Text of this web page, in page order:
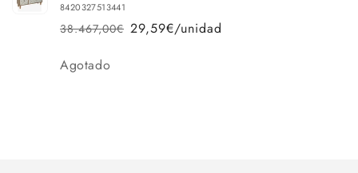
8420327513441
Precio
38.467,00€
Precio
oferta
29,59€/unidad
Cantidad
Agotado